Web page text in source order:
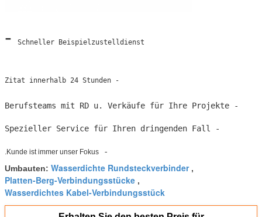
- Schneller Beispielzustelldienst
-
Zitat innerhalb 24 Stunden
- Berufsteams mit RD u. Verkäufe für Ihre Projekte
- Spezieller Service für Ihren dringenden Fall
-
Kunde ist immer unser Fokus.
Umbauten: Wasserdichte Rundsteckverbinder,
Platten-Berg-Verbindungsstücke ,
Wasserdichtes Kabel-Verbindungsstück